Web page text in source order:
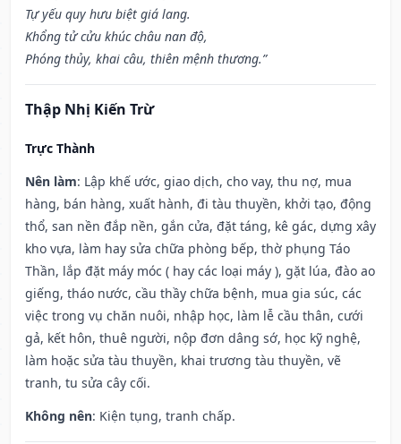
Tự yếu quy hưu biệt giá lang.
Khổng tử cửu khúc châu nan độ,
Phóng thủy, khai câu, thiên mệnh thương.”
Thập Nhị Kiến Trừ
Trực Thành
Nên làm: Lập khế ước, giao dịch, cho vay, thu nợ, mua
hàng, bán hàng, xuất hành, đi tàu thuyền, khởi tạo, động
thổ, san nền đắp nền, gắn cửa, đặt táng, kê gác, dựng xây
kho vựa, làm hay sửa chữa phòng bếp, thờ phụng Táo
Thần, lắp đặt máy móc ( hay các loại máy ), gặt lúa, đào ao
giếng, tháo nước, cầu thầy chữa bệnh, mua gia súc, các
việc trong vụ chăn nuôi, nhập học, làm lễ cầu thân, cưới
gả, kết hôn, thuê người, nộp đơn dâng sớ, học kỹ nghệ,
làm hoặc sửa tàu thuyền, khai trương tàu thuyền, vẽ
tranh, tu sửa cây cối.
Không nên: Kiện tụng, tranh chấp.